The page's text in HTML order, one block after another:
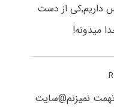
داریم,کی از دست
میدونه!
نمیزنم@سایت